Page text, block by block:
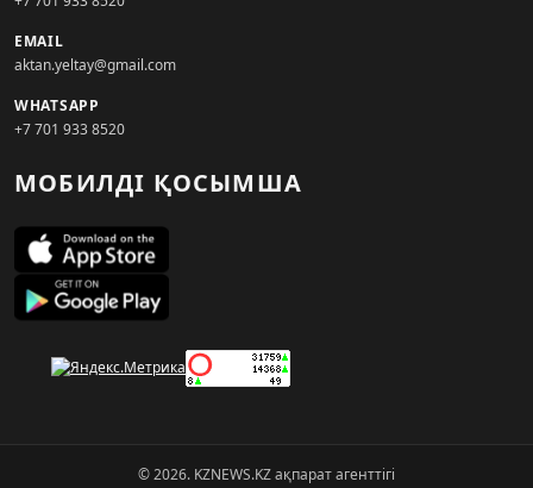
EMAIL
aktan.yeltay@gmail.com
WHATSAPP
+7 701 933 8520
МОБИЛДІ ҚОСЫМША
© 2026. KZNEWS.KZ ақпарат агенттігі